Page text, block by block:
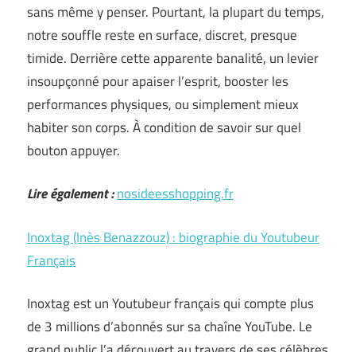
sans même y penser. Pourtant, la plupart du temps,
notre souffle reste en surface, discret, presque
timide. Derrière cette apparente banalité, un levier
insoupçonné pour apaiser l’esprit, booster les
performances physiques, ou simplement mieux
habiter son corps. À condition de savoir sur quel
bouton appuyer.
Lire également :nosideesshopping.fr
Inoxtag (Inès Benazzouz) : biographie du Youtubeur
Français
Inoxtag est un Youtubeur français qui compte plus
de 3 millions d’abonnés sur sa chaîne YouTube. Le